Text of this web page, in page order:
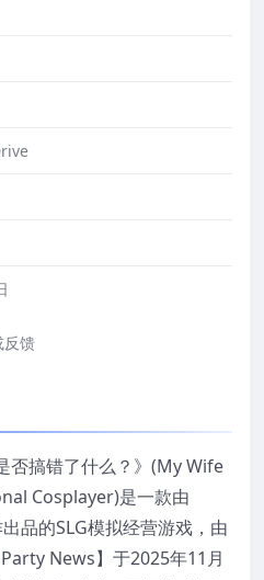
反馈
否搞错了什么？》(My Wife
Cosplayer)是一款由
品的SLG模拟经营游戏，由
News】于2025年11月